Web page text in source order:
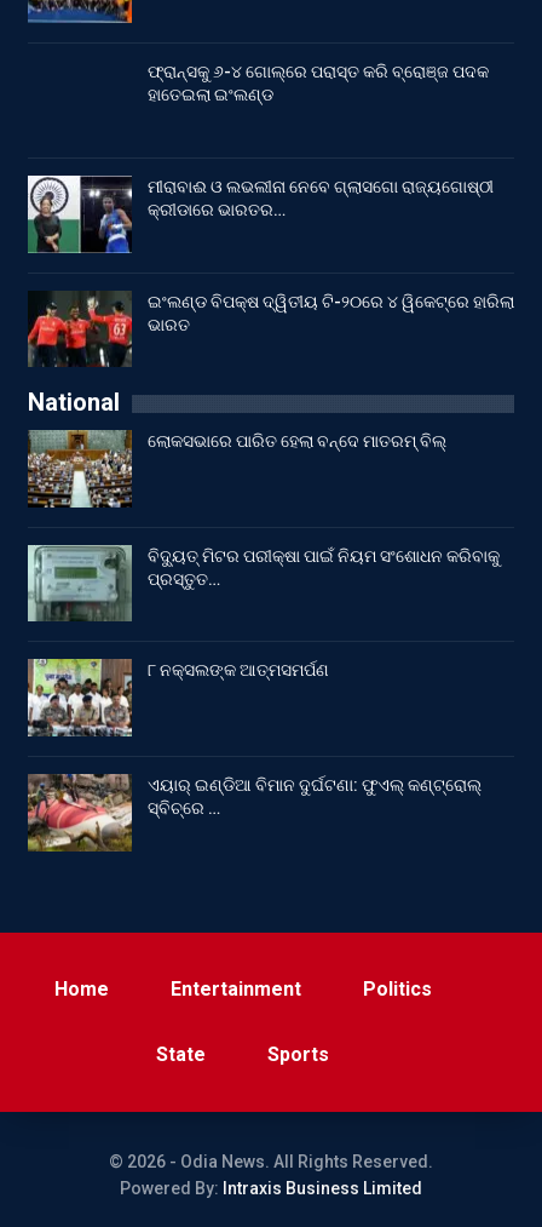
ଫ୍ରାନ୍ସକୁ ୬-୪ ଗୋଲ୍‌ରେ ପରାସ୍ତ କରି ବ୍ରୋଞ୍ଜ ପଦକ
ହାତେଇଲା ଇଂଲଣ୍ଡ
ମୀରାବାଈ ଓ ଲଭଲୀନା ନେବେ ଗ୍ଲାସଗୋ ରାଜ୍ୟଗୋଷ୍ଠୀ
କ୍ରୀଡାରେ ଭାରତର…
ଇଂଲଣ୍ଡ ବିପକ୍ଷ ଦ୍ୱିତୀୟ ଟି-୨୦ରେ ୪ ୱିକେଟ୍‌ରେ ହାରିଲା
ଭାରତ
National
ଲୋକସଭାରେ ପାରିତ ହେଲା ବନ୍ଦେ ମାତରମ୍‌ ବିଲ୍‌
ବିଦ୍ୟୁତ୍ ମିଟର ପରୀକ୍ଷା ପାଇଁ ନିୟମ ସଂଶୋଧନ କରିବାକୁ
ପ୍ରସ୍ତୁତ…
୮ ନକ୍ସଲଙ୍କ ଆତ୍ମସମର୍ପଣ
ଏୟାର୍ ଇଣ୍ଡିଆ ବିମାନ ଦୁର୍ଘଟଣା: ଫୁଏଲ୍‌ କଣ୍ଟ୍ରୋଲ୍‌
ସ୍ବିଚ୍‌ରେ …
Home Entertainment Politics
State Sports
© 2026 - Odia News. All Rights Reserved.
Powered By: Intraxis Business Limited